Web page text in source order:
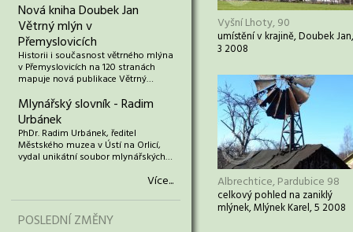
Nová kniha Doubek Jan
Větrný mlýn v
Přemyslovicích
Historii i současnost větrného mlýna
v Přemyslovicích na 120 stranách
mapuje nová publikace Větrný…
Mlynářský slovník - Radim
Urbánek
PhDr. Radim Urbánek, ředitel
Městského muzea v Ústí na Orlicí,
vydal unikátní soubor mlynářských…
Více...
POSLEDNÍ ZMĚNY
Vyšní Lhoty, 90
umístění v krajině, Doubek Jan,
3 2008
Albrechtice, Pardubice 98
celkový pohled na zaniklý
mlýnek, Mlýnek Karel, 5 2008